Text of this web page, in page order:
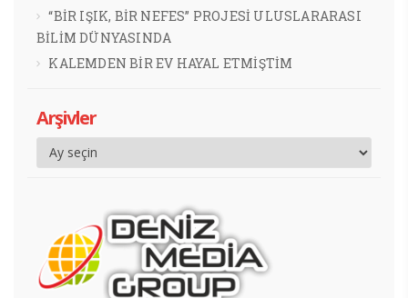
“BİR IŞIK, BİR NEFES” PROJESİ ULUSLARARASI
BİLİM DÜNYASINDA
KALEMDEN BİR EV HAYAL ETMİŞTİM
Arşivler